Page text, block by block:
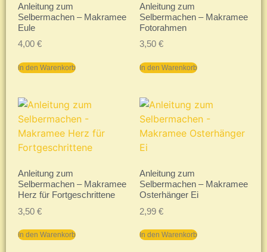
Anleitung zum
Selbermachen – Makramee
Eule
4,00 €
In den Warenkorb
Anleitung zum
Selbermachen – Makramee
Fotorahmen
3,50 €
In den Warenkorb
Anleitung zum
Selbermachen – Makramee
Herz für Fortgeschrittene
3,50 €
In den Warenkorb
Anleitung zum
Selbermachen – Makramee
Osterhänger Ei
2,99 €
In den Warenkorb